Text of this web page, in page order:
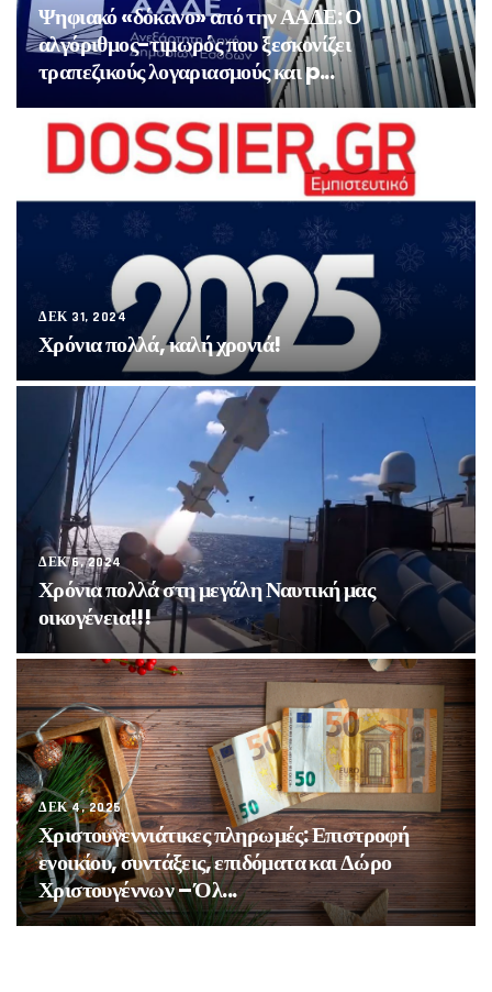
Ψηφιακό «δόκανο» από την ΑΑΔΕ: Ο
αλγόριθμος-τιμωρός που ξεσκονίζει
τραπεζικούς λογαριασμούς και p...
ΔΕΚ 31, 2024
Χρόνια πολλά, καλή χρονιά!
ΔΕΚ 6, 2024
Χρόνια πολλά στη μεγάλη Ναυτική μας
οικογένεια!!!
ΔΕΚ 4, 2025
Χριστουγεννιάτικες πληρωμές: Επιστροφή
ενοικίου, συντάξεις, επιδόματα και Δώρο
Χριστουγέννων – Όλ...